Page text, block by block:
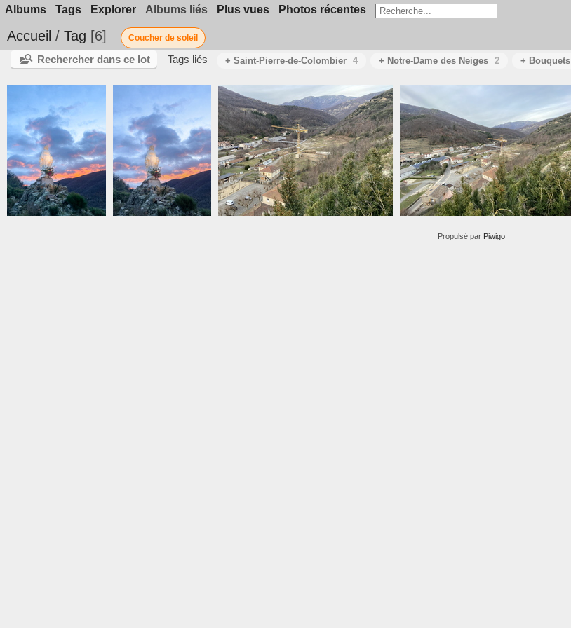
Albums Tags Explorer Albums liés Plus vues Photos récentes
Accueil / Tag 6 Coucher de soleil
Rechercher dans ce lot Tags liés + Saint-Pierre-de-Colombier 4 + Notre-Dame des Neiges 2 + Bouquets
Propulsé par Piwigo